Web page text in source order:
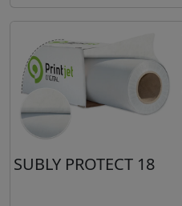
SUBLY PROTECT 18